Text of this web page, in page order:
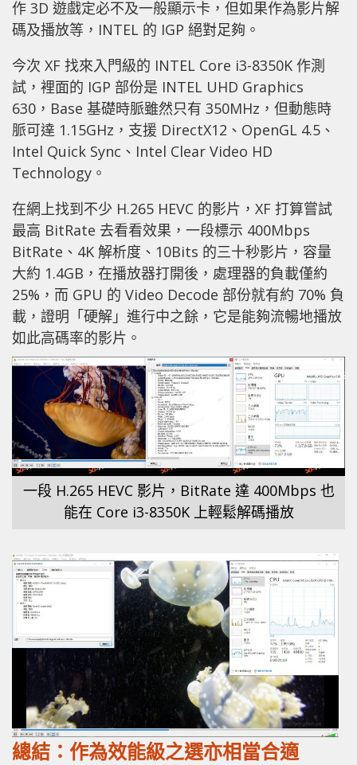
作 3D 遊戲定必不及一般顯示卡，但如果作為影片解
碼及播放等，INTEL 的 IGP 絕對足夠。
今次 XF 找來入門級的 INTEL Core i3-8350K 作測
試，裡面的 IGP 部份是 INTEL UHD Graphics
630，Base 基礎時脈雖然只有 350MHz，但動態時
脈可達 1.15GHz，支援 DirectX12、OpenGL 4.5、
Intel Quick Sync、Intel Clear Video HD
Technology。
在網上找到不少 H.265 HEVC 的影片，XF 打算嘗試
最高 BitRate 去看看效果，一段標示 400Mbps
BitRate、4K 解析度、10Bits 的三十秒影片，容量
大約 1.4GB，在播放器打開後，處理器的負載僅約
25%，而 GPU 的 Video Decode 部份就有約 70% 負
載，證明「硬解」進行中之餘，它是能夠流暢地播放
如此高碼率的影片。
一段 H.265 HEVC 影片，BitRate 達 400Mbps 也
能在 Core i3-8350K 上輕鬆解碼播放
總結：作為效能級之選亦相當合適